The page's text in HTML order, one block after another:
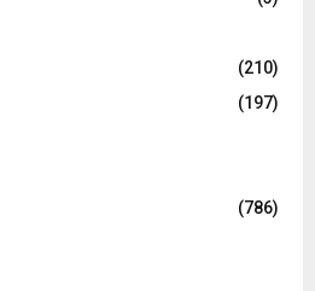
(210)
(197)
(786)